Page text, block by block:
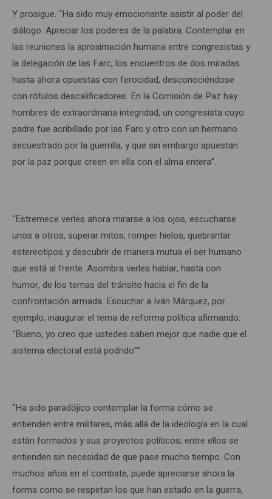
Y prosigue. “Ha sido muy emocionante asistir al poder del
diálogo. Apreciar los poderes de la palabra. Contemplar en
las reuniones la aproximación humana entre congresistas y
la delegación de las Farc, los encuentros de dos miradas
hasta ahora opuestas con ferocidad, desconociéndose
con rótulos descalificadores. En la Comisión de Paz hay
hombres de extraordinaria integridad, un congresista cuyo
padre fue acribillado por las Farc y otro con un hermano
secuestrado por la guerrilla, y que sin embargo apuestan
por la paz porque creen en ella con el alma entera”.
“Estremece verles ahora mirarse a los ojos, escucharse
unos a otros, superar mitos, romper hielos, quebrantar
estereotipos y descubrir de manera mutua el ser humano
que está al frente. Asombra verles hablar, hasta con
humor, de los temas del tránsito hacia el fin de la
confrontación armada. Escuchar a Iván Márquez, por
ejemplo, inaugurar el tema de reforma política afirmando:
“Bueno, yo creo que ustedes saben mejor que nadie que el
sistema electoral está podrido””.
“Ha sido paradójico contemplar la forma cómo se
entienden entre militares, más allá de la ideología en la cual
están formados y sus proyectos políticos; entre ellos se
entienden sin necesidad de que pase mucho tiempo. Con
muchos años en el combate, puede apreciarse ahora la
forma como se respetan los que han estado en la guerra,